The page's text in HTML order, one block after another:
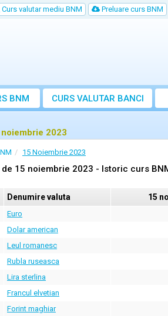
Curs valutar mediu BNM Preluare curs BNM
BNM CURS VALUTAR BANCI
2023
15 Noiembrie 2023
15 noiembrie 2023 - Istoric curs
Denumire valuta 15
Euro
Dolar american
Leul romanesc
Rubla ruseasca
Lira sterlina
Francul elvetian
Forint maghiar